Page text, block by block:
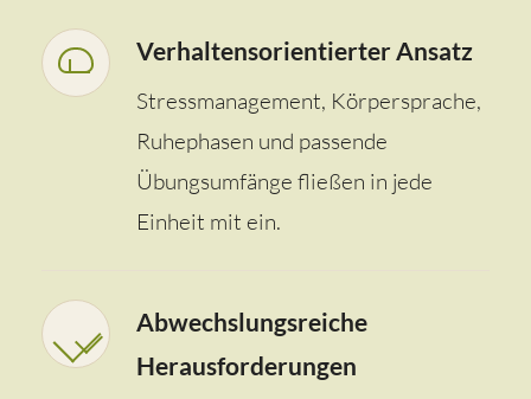
Verhaltensorientierter Ansatz
Stressmanagement, Körpersprache,
Ruhephasen und passende
Übungsumfänge fließen in jede
Einheit mit ein.
Abwechslungsreiche
Herausforderungen